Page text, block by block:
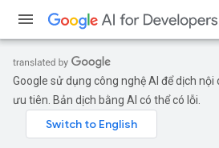
Google sử dụng công nghệ AI để dịch
ưu tiên. Bản dịch bằng AI có thể có lỗi.